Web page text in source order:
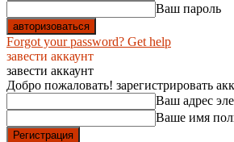
Ваш пароль
Forgot your password? Get help
завести аккаунт
завести аккаунт
Добро пожаловать! зарегистрировать
Ваш адрес
Ваше имя